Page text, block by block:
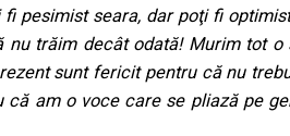
fi pesimist seara, dar poţi fi
nu trăim decât odată! Murim tot
sunt fericit pentru că nu
că am o voce care se pliază pe